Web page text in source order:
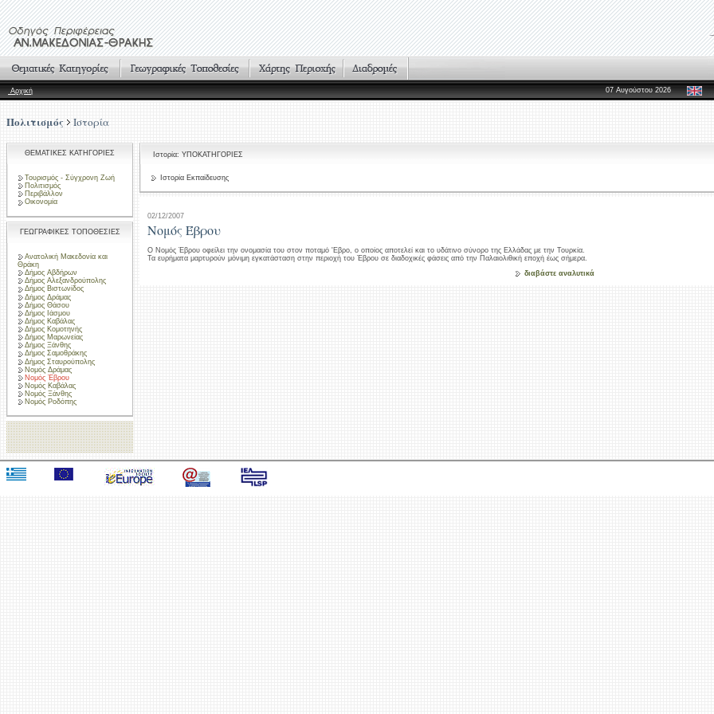
Αρχική 07 Αυγούστου 2026
Πολιτισμός Ιστορία
ΘΕΜΑΤΙΚΕΣ ΚΑΤΗΓΟΡΙΕΣ
Τουρισμός - Σύγχρονη Ζωή
Πολιτισμός
Περιβάλλον
Οικονομία
ΓΕΩΓΡΑΦΙΚΕΣ ΤΟΠΟΘΕΣΙΕΣ
Ανατολική Μακεδονία και
Θράκη
Δήμος Αβδήρων
Δήμος Αλεξανδρούπολης
Δήμος Βιστωνίδος
Δήμος Δράμας
Δήμος Θάσου
Δήμος Ιάσμου
Δήμος Καβάλας
Δήμος Κομοτηνής
Δήμος Μαρωνείας
Δήμος Ξάνθης
Δήμος Σαμοθράκης
Δήμος Σταυρούπολης
Νομός Δράμας
Νομός Έβρου
Νομός Καβάλας
Νομός Ξάνθης
Νομός Ροδόπης
Ιστορία: ΥΠΟΚΑΤΗΓΟΡΙΕΣ
Ιστορία Εκπαίδευσης
02/12/2007
Νομός Έβρου
Ο Νομός Έβρου οφείλει την ονομασία του στον ποταμό 'Εβρο, ο οποίος αποτελεί και το υδάτινο σύνορο της Ελλάδας με την Τουρκία.
Τα ευρήματα μαρτυρούν μόνιμη εγκατάσταση στην περιοχή του Έβρου σε διαδοχικές φάσεις από την Παλαιολιθική εποχή έως σήμερα.
διαβάστε αναλυτικά